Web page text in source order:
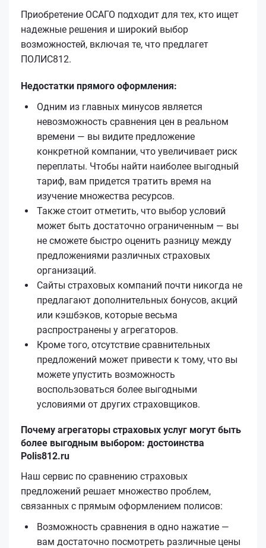
Приобретение ОСАГО подходит для тех, кто ищет
надежные решения и широкий выбор
возможностей, включая те, что предлагет
ПОЛИС812.
Недостатки прямого оформления:
Одним из главных минусов является
невозможность сравнения цен в реальном
времени — вы видите предложение
конкретной компании, что увеличивает риск
переплаты. Чтобы найти наиболее выгодный
тариф, вам придется тратить время на
изучение множества ресурсов.
Также стоит отметить, что выбор условий
может быть достаточно ограниченным — вы
не сможете быстро оценить разницу между
предложениями различных страховых
организаций.
Сайты страховых компаний почти никогда не
предлагают дополнительных бонусов, акций
или кэшбэков, которые весьма
распространены у агрегаторов.
Кроме того, отсутствие сравнительных
предложений может привести к тому, что вы
можете упустить возможность
воспользоваться более выгодными
условиями от других страховщиков.
Почему агрегаторы страховых услуг могут быть
более выгодным выбором: достоинства
Polis812.ru
Наш сервис по сравнению страховых
предложений решает множество проблем,
связанных с прямым оформлением полисов:
Возможность сравнения в одно нажатие —
вам достаточно посмотреть различные цены